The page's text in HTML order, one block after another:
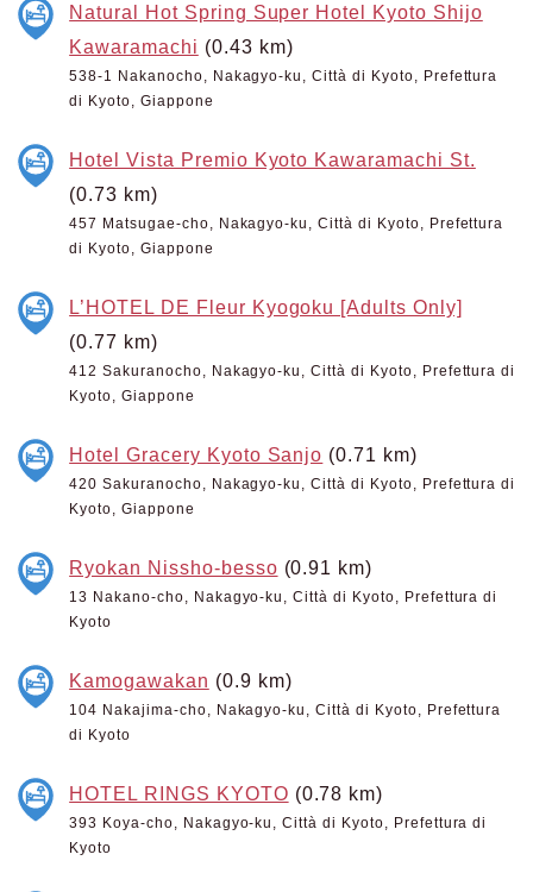
Natural Hot Spring Super Hotel Kyoto Shijo
Kawaramachi (0.43 km)
538-1 Nakanocho, Nakagyo-ku, Città di Kyoto, Prefettura
di Kyoto, Giappone
Hotel Vista Premio Kyoto Kawaramachi St.
(0.73 km)
457 Matsugae-cho, Nakagyo-ku, Città di Kyoto, Prefettura
di Kyoto, Giappone
L’HOTEL DE Fleur Kyogoku [Adults Only]
(0.77 km)
412 Sakuranocho, Nakagyo-ku, Città di Kyoto, Prefettura di
Kyoto, Giappone
Hotel Gracery Kyoto Sanjo (0.71 km)
420 Sakuranocho, Nakagyo-ku, Città di Kyoto, Prefettura di
Kyoto, Giappone
Ryokan Nissho-besso (0.91 km)
13 Nakano-cho, Nakagyo-ku, Città di Kyoto, Prefettura di
Kyoto
Kamogawakan (0.9 km)
104 Nakajima-cho, Nakagyo-ku, Città di Kyoto, Prefettura
di Kyoto
HOTEL RINGS KYOTO (0.78 km)
393 Koya-cho, Nakagyo-ku, Città di Kyoto, Prefettura di
Kyoto